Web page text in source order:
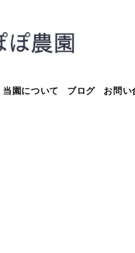
当園について ブログ お問い